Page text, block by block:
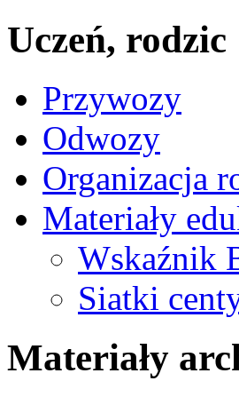
Uczeń, rodzic
Przywozy
Odwozy
Organizacja
Materiały
Wskaźnik
Siatki
Materiały